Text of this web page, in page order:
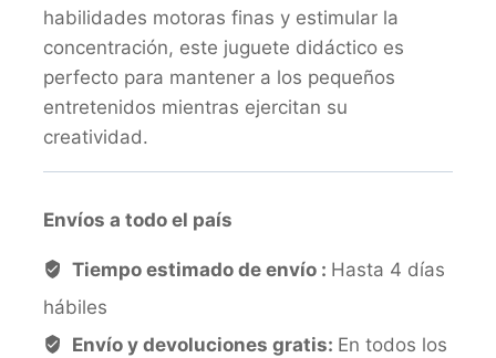
habilidades motoras finas y estimular la
concentración, este juguete didáctico es
perfecto para mantener a los pequeños
entretenidos mientras ejercitan su
creatividad.
Envíos a todo el país
Tiempo estimado de envío : Hasta 4 días
hábiles
Envío y devoluciones gratis: En todos los